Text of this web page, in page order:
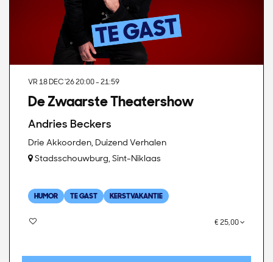
De Zwaarste Theatershow
Andries Beckers
VR 18 DEC '2620:00 - 21:59
Drie Akkoorden, Duizend Verhalen
Stadsschouwburg, Sint-Niklaas
HUMOR TE GAST KERSTVAKANTIE
€ 25,00